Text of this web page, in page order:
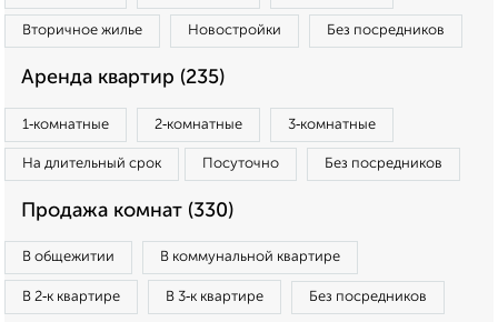
Вторичное жилье Новостройки Без посредников
Аренда квартир (235)
1‑комнатные 2‑комнатные 3‑комнатные
На длительный срок Посуточно Без посредников
Продажа комнат (330)
В общежитии В коммунальной квартире
В 2‑к квартире В 3‑к квартире Без посредников